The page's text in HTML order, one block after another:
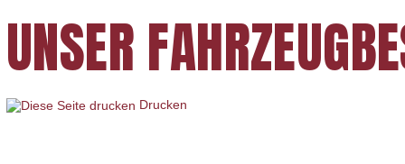
UNSER
Drucken